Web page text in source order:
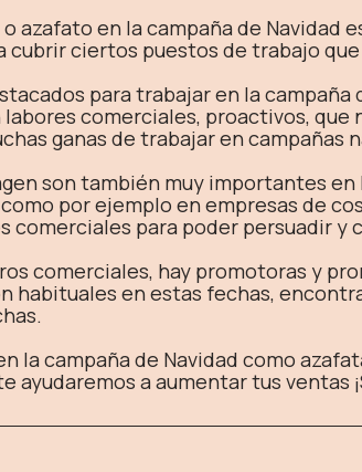
azafato en la campaña de Navidad
cubrir ciertos puestos de trabajo
para trabajar en la
comerciales, proactivos,
ganas de trabajar en campañas
son también muy importantes
por ejemplo en empresas de
comerciales para poder persuadir
comerciales, hay promotoras y
habituales en estas fechas,
la campaña de Navidad como
ayudaremos a aumentar tus ventas